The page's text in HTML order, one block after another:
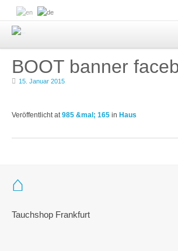
BOOT banner
15. Januar 2015
Veröffentlichtat985 &mal; 165 in Haus
Tauchshop Frankfurt